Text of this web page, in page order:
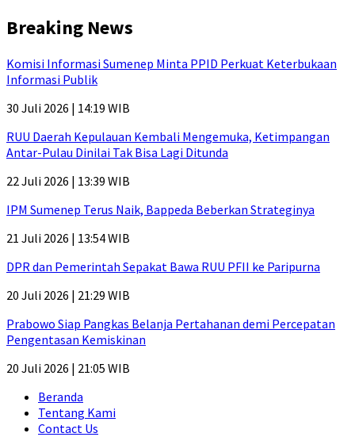
Breaking News
Komisi Informasi Sumenep Minta PPID Perkuat Keterbukaan
Informasi Publik
30 Juli 2026 | 14:19 WIB
RUU Daerah Kepulauan Kembali Mengemuka, Ketimpangan
Antar-Pulau Dinilai Tak Bisa Lagi Ditunda
22 Juli 2026 | 13:39 WIB
IPM Sumenep Terus Naik, Bappeda Beberkan Strateginya
21 Juli 2026 | 13:54 WIB
DPR dan Pemerintah Sepakat Bawa RUU PFII ke Paripurna
20 Juli 2026 | 21:29 WIB
Prabowo Siap Pangkas Belanja Pertahanan demi Percepatan
Pengentasan Kemiskinan
20 Juli 2026 | 21:05 WIB
Beranda
Tentang Kami
Contact Us